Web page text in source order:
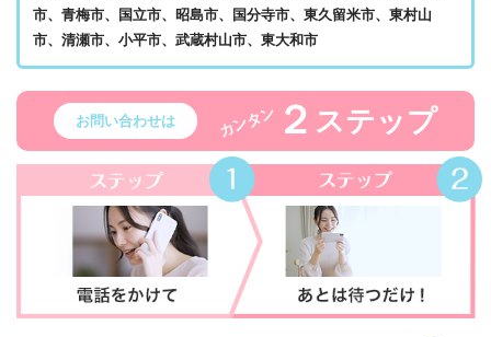
市、青梅市、国立市、昭島市、国分寺市、東久留米市、東村山
市、清瀬市、小平市、武蔵村山市、東大和市
お問い合わせは カンタン ２ ステップ